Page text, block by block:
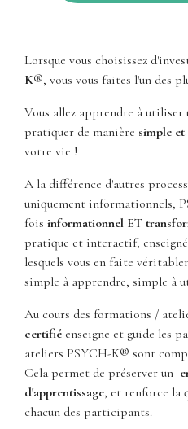
Lorsque vous choisissez
K®, vous vous faites l'un des
Vous allez apprendre à utiliser
pratiquer de manière simple
votre vie !
A la différence d'autres
uniquement informationnels,
fois informationnel ET
pratique et interactif,
lesquels vous en faite
simple à apprendre, simple à
Au cours des formations /
certifiéenseigne et guide les
ateliers PSYCH-K® sont
Cela permet de préserver un
d'apprentissage, et renforce la
chacun des participants.